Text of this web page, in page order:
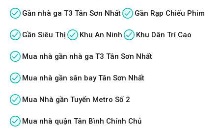
Gần nhà ga T3 Tân Sơn Nhất Gần Rạp Chiếu Phim
Gần Siêu Thị Khu An Ninh Khu Dân Trí Cao
Mua nhà gần nhà ga T3 Tân Sơn Nhất
Mua nhà gần sân bay Tân Sơn Nhất
Mua Nhà gần Tuyến Metro Số 2
Mua nhà quận Tân Bình Chính Chủ